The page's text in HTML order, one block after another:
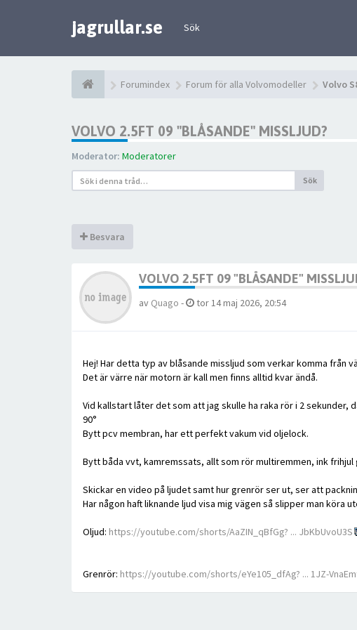
jagrullar.se Sök
Forumindex Forum för alla Volvomodeller Volvo
VOLVO 2.5FT 09 "BLÅSANDE" MISSLJUD?
Moderator: Moderatorer
Sök
Besvara
VOLVO 2.5FT 09 "BLÅSANDE"
av Quago - tor 14 maj 2026, 20:54
Hej! Har detta typ av blåsande missljud som verkar komma från
Det är värre när motorn är kall men finns alltid kvar ändå.
Vid kallstart låter det som att jag skulle ha raka rör i 2
90°
Bytt pcv membran, har ett perfekt vakum vid oljelock.
Bytt båda vvt, kamremssats, allt som rör multiremmen, ink
Skickar en video på ljudet samt hur grenrör ser ut, ser att
Har någon haft liknande ljud visa mig vägen så slipper man köra
Oljud: https://youtube.com/shorts/AaZIN_qBfGg? ... JbKbUvoU3S
Grenrör: https://youtube.com/shorts/eYe105_dfAg? ... 1JZ-